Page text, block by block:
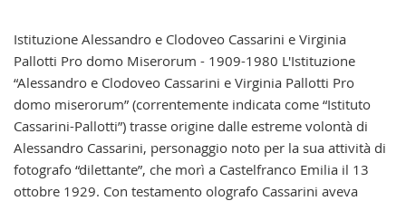
Istituzione Alessandro e Clodoveo Cassarini e Virginia
Pallotti Pro domo Miserorum - 1909-1980 L'Istituzione
“Alessandro e Clodoveo Cassarini e Virginia Pallotti Pro
domo miserorum” (correntemente indicata come “Istituto
Cassarini-Pallotti”) trasse origine dalle estreme volontà di
Alessandro Cassarini, personaggio noto per la sua attività di
fotografo “dilettante”, che morì a Castelfranco Emilia il 13
ottobre 1929. Con testamento olografo Cassarini aveva